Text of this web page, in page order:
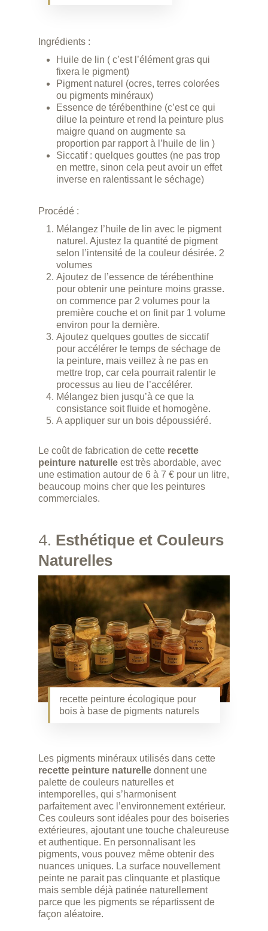
Ingrédients :
Huile de lin ( c’est l’élément gras qui
fixera le pigment)
Pigment naturel (ocres, terres colorées
ou pigments minéraux)
Essence de térébenthine (c’est ce qui
dilue la peinture et rend la peinture plus
maigre quand on augmente sa
proportion par rapport à l’huile de lin )
Siccatif : quelques gouttes (ne pas trop
en mettre, sinon cela peut avoir un effet
inverse en ralentissant le séchage)
Procédé :
Mélangez l’huile de lin avec le pigment
naturel. Ajustez la quantité de pigment
selon l’intensité de la couleur désirée. 2
volumes
Ajoutez de l’essence de térébenthine
pour obtenir une peinture moins grasse.
on commence par 2 volumes pour la
première couche et on finit par 1 volume
environ pour la dernière.
Ajoutez quelques gouttes de siccatif
pour accélérer le temps de séchage de
la peinture, mais veillez à ne pas en
mettre trop, car cela pourrait ralentir le
processus au lieu de l’accélérer.
Mélangez bien jusqu’à ce que la
consistance soit fluide et homogène.
A appliquer sur un bois dépoussiéré.
Le coût de fabrication de cette recette
peinture naturelle est très abordable, avec
une estimation autour de 6 à 7 € pour un litre,
beaucoup moins cher que les peintures
commerciales.
4. Esthétique et Couleurs
Naturelles
recette peinture écologique pour
bois à base de pigments naturels
Les pigments minéraux utilisés dans cette
recette peinture naturelle donnent une
palette de couleurs naturelles et
intemporelles, qui s’harmonisent
parfaitement avec l’environnement extérieur.
Ces couleurs sont idéales pour des boiseries
extérieures, ajoutant une touche chaleureuse
et authentique. En personnalisant les
pigments, vous pouvez même obtenir des
nuances uniques. La surface nouvellement
peinte ne parait pas clinquante et plastique
mais semble déjà patinée naturellement
parce que les pigments se répartissent de
façon aléatoire.